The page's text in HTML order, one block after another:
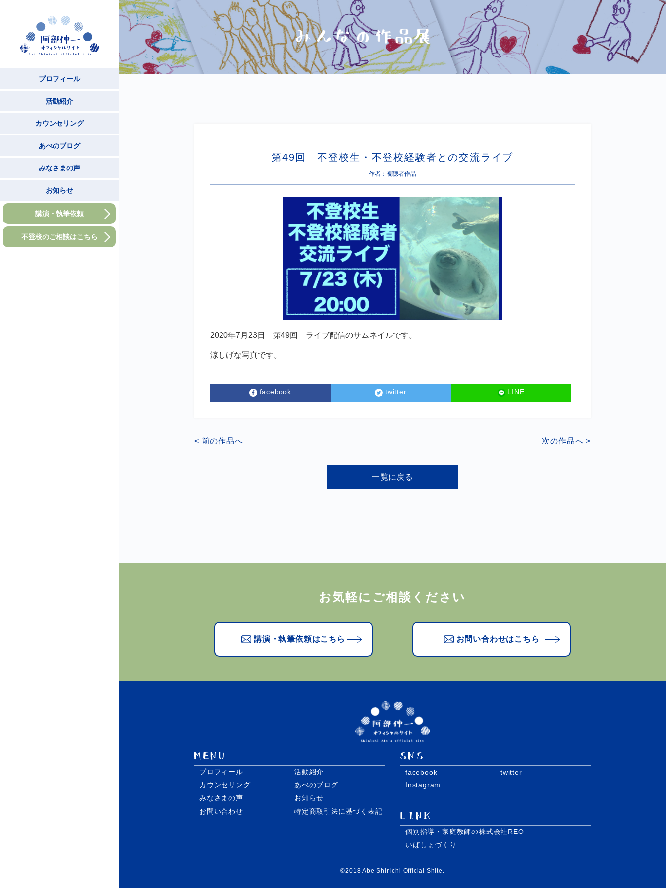
プロフィール
活動紹介
カウンセリング
あべのブログ
みなさまの声
お知らせ
講演・執筆依頼
不登校のご相談はこちら
第49回 不登校生・不登校経験者との交流ライブ
作者：視聴者作品
2020年7月23日 第49回 ライブ配信のサムネイルです。
涼しげな写真です。
facebook twitter LINE
< 前の作品へ 次の作品へ >
一覧に戻る
お気軽にご相談ください
講演・執筆依頼はこちら お問い合わせはこちら
プロフィール
活動紹介
カウンセリング
あべのブログ
みなさまの声
お知らせ
お問い合わせ
特定商取引法に基づく表記
facebook
twitter
Instagram
個別指導・家庭教師の株式会社REO
いばしょづくり
©️2018 Abe Shinichi Official Shite.